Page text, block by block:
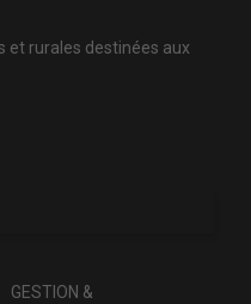
et rurales destinées aux
GESTION &